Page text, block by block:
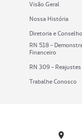
Visão Geral
Nossa História
Diretoria e Conselho
RN 518 -
Financeiro
RN 309 - Reajustes
Trabalhe Conosco